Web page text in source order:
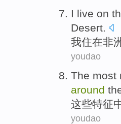
I live on
Desert.
我住在非
youdao
The most
around
这些特征
youdao